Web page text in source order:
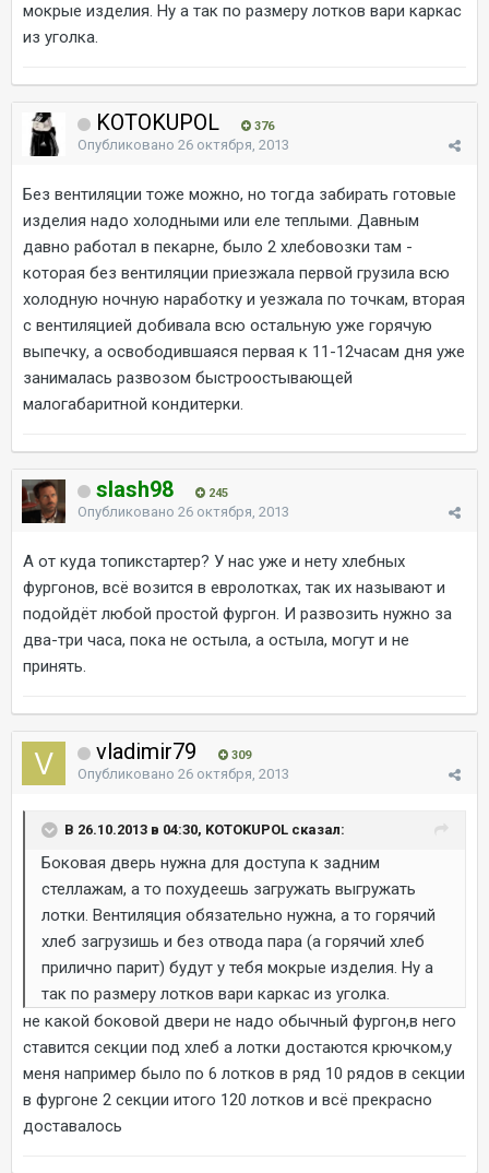
мокрые изделия. Ну а так по размеру лотков вари каркас
из уголка.
KOTOKUPOL 376
Опубликовано 26 октября, 2013
Без вентиляции тоже можно, но тогда забирать готовые
изделия надо холодными или еле теплыми. Давным
давно работал в пекарне, было 2 хлебовозки там -
которая без вентиляции приезжала первой грузила всю
холодную ночную наработку и уезжала по точкам, вторая
с вентиляцией добивала всю остальную уже горячую
выпечку, а освободившаяся первая к 11-12часам дня уже
занималась развозом быстроостывающей
малогабаритной кондитерки.
slash98 245
Опубликовано 26 октября, 2013
А от куда топикстартер? У нас уже и нету хлебных
фургонов, всё возится в евролотках, так их называют и
подойдёт любой простой фургон. И развозить нужно за
два-три часа, пока не остыла, а остыла, могут и не
принять.
vladimir79 309
Опубликовано 26 октября, 2013
В 26.10.2013 в 04:30, KOTOKUPOL сказал:
Боковая дверь нужна для доступа к задним
стеллажам, а то похудеешь загружать выгружать
лотки. Вентиляция обязательно нужна, а то горячий
хлеб загрузишь и без отвода пара (а горячий хлеб
прилично парит) будут у тебя мокрые изделия. Ну а
так по размеру лотков вари каркас из уголка.
не какой боковой двери не надо обычный фургон,в него
ставится секции под хлеб а лотки достаются крючком,у
меня например было по 6 лотков в ряд 10 рядов в секции
в фургоне 2 секции итого 120 лотков и всё прекрасно
доставалось